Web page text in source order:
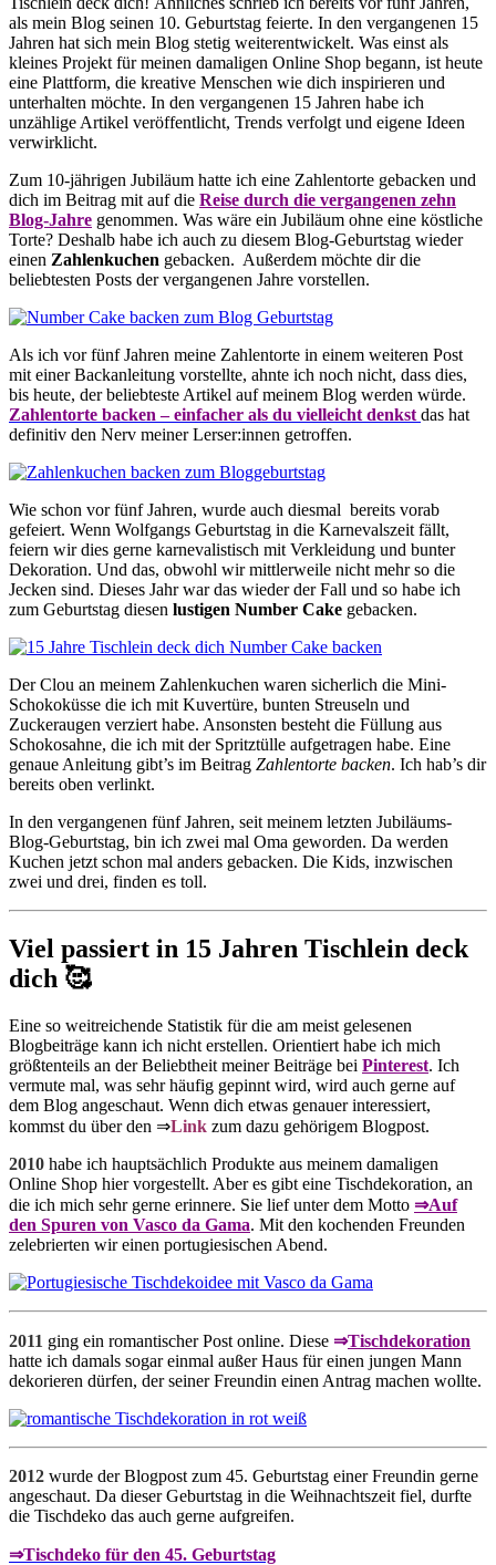
als mein Blog seinen 10. Geburtstag feierte. In den vergangenen 15
Jahren hat sich mein Blog stetig weiterentwickelt. Was einst als
kleines Projekt für meinen damaligen Online Shop begann, ist heute
eine Plattform, die kreative Menschen wie dich inspirieren und
unterhalten möchte. In den vergangenen 15 Jahren habe ich
unzählige Artikel veröffentlicht, Trends verfolgt und eigene Ideen
verwirklicht.
Zum 10-jährigen Jubiläum hatte ich eine Zahlentorte gebacken und
dich im Beitrag mit auf die Reise durch die vergangenen zehn
Blog-Jahre genommen. Was wäre ein Jubiläum ohne eine köstliche
Torte? Deshalb habe ich auch zu diesem Blog-Geburtstag wieder
einen Zahlenkuchen gebacken. Außerdem möchte dir die
beliebtesten Posts der vergangenen Jahre vorstellen.
Als ich vor fünf Jahren meine Zahlentorte in einem weiteren Post
mit einer Backanleitung vorstellte, ahnte ich noch nicht, dass dies,
bis heute, der beliebteste Artikel auf meinem Blog werden würde.
Zahlentorte backen – einfacher als du vielleicht denkst das hat
definitiv den Nerv meiner Lerser:innen getroffen.
Wie schon vor fünf Jahren, wurde auch diesmal bereits vorab
gefeiert. Wenn Wolfgangs Geburtstag in die Karnevalszeit fällt,
feiern wir dies gerne karnevalistisch mit Verkleidung und bunter
Dekoration. Und das, obwohl wir mittlerweile nicht mehr so die
Jecken sind. Dieses Jahr war das wieder der Fall und so habe ich
zum Geburtstag diesen lustigen Number Cake gebacken.
Der Clou an meinem Zahlenkuchen waren sicherlich die Mini-
Schokoküsse die ich mit Kuvertüre, bunten Streuseln und
Zuckeraugen verziert habe. Ansonsten besteht die Füllung aus
Schokosahne, die ich mit der Spritztülle aufgetragen habe. Eine
genaue Anleitung gibt’s im Beitrag Zahlentorte backen. Ich hab’s dir
bereits oben verlinkt.
In den vergangenen fünf Jahren, seit meinem letzten Jubiläums-
Blog-Geburtstag, bin ich zwei mal Oma geworden. Da werden
Kuchen jetzt schon mal anders gebacken. Die Kids, inzwischen
zwei und drei, finden es toll.
Viel passiert in 15 Jahren Tischlein deck
dich 🥰
Eine so weitreichende Statistik für die am meist gelesenen
Blogbeiträge kann ich nicht erstellen. Orientiert habe ich mich
größtenteils an der Beliebtheit meiner Beiträge bei Pinterest. Ich
vermute mal, was sehr häufig gepinnt wird, wird auch gerne auf
dem Blog angeschaut. Wenn dich etwas genauer interessiert,
kommst du über den ⇒Link zum dazu gehörigem Blogpost.
2010 habe ich hauptsächlich Produkte aus meinem damaligen
Online Shop hier vorgestellt. Aber es gibt eine Tischdekoration, an
die ich mich sehr gerne erinnere. Sie lief unter dem Motto ⇒Auf
den Spuren von Vasco da Gama. Mit den kochenden Freunden
zelebrierten wir einen portugiesischen Abend.
2011 ging ein romantischer Post online. Diese ⇒Tischdekoration
hatte ich damals sogar einmal außer Haus für einen jungen Mann
dekorieren dürfen, der seiner Freundin einen Antrag machen wollte.
2012 wurde der Blogpost zum 45. Geburtstag einer Freundin gerne
angeschaut. Da dieser Geburtstag in die Weihnachtszeit fiel, durfte
die Tischdeko das auch gerne aufgreifen.
⇒Tischdeko für den 45. Geburtstag